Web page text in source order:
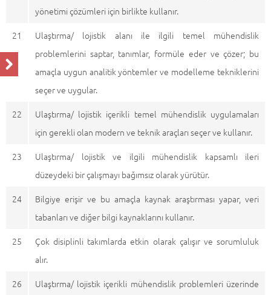
yönetimi çözümleri için birlikte kullanır.
21
Ulaştırma/ lojistik alanı ile ilgili temel mühendislik
problemlerini saptar, tanımlar, formüle eder ve çözer; bu
amaçla uygun analitik yöntemler ve modelleme tekniklerini
seçer ve uygular.
22
Ulaştırma/ lojistik içerikli temel mühendislik uygulamaları
için gerekli olan modern ve teknik araçları seçer ve kullanır.
23
Ulaştırma/ lojistik ve ilgili mühendislik kapsamlı ileri
düzeydeki bir çalışmayı bağımsız olarak yürütür.
24
Bilgiye erişir ve bu amaçla kaynak araştırması yapar, veri
tabanları ve diğer bilgi kaynaklarını kullanır.
25
Çok disiplinli takımlarda etkin olarak çalışır ve sorumluluk
alır.
26
Ulaştırma/ lojistik içerikli mühendislik problemleri üzerinde